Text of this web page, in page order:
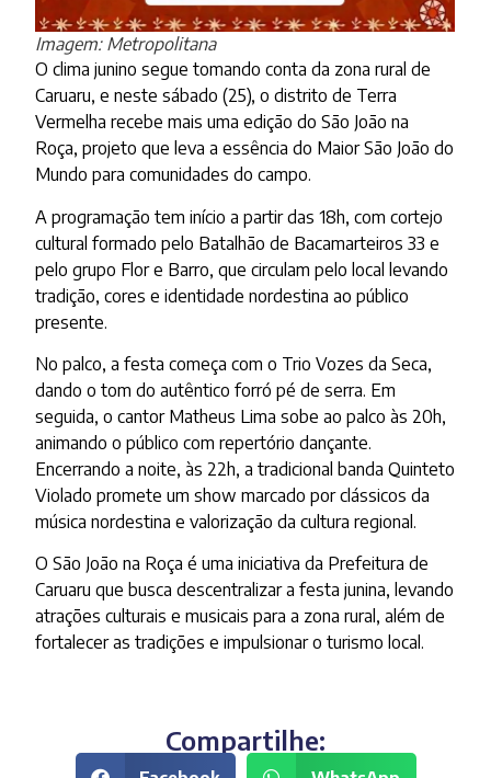
Imagem: Metropolitana
O clima junino segue tomando conta da zona rural de
Caruaru, e neste sábado (25), o distrito de Terra
Vermelha recebe mais uma edição do São João na
Roça, projeto que leva a essência do Maior São João do
Mundo para comunidades do campo.
A programação tem início a partir das 18h, com cortejo
cultural formado pelo Batalhão de Bacamarteiros 33 e
pelo grupo Flor e Barro, que circulam pelo local levando
tradição, cores e identidade nordestina ao público
presente.
No palco, a festa começa com o Trio Vozes da Seca,
dando o tom do autêntico forró pé de serra. Em
seguida, o cantor Matheus Lima sobe ao palco às 20h,
animando o público com repertório dançante.
Encerrando a noite, às 22h, a tradicional banda Quinteto
Violado promete um show marcado por clássicos da
música nordestina e valorização da cultura regional.
O São João na Roça é uma iniciativa da Prefeitura de
Caruaru que busca descentralizar a festa junina, levando
atrações culturais e musicais para a zona rural, além de
fortalecer as tradições e impulsionar o turismo local.
Compartilhe: